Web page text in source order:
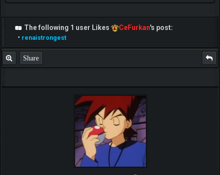
The following 1 user Likes CeFurkan's post:
• renaistrongest
Share